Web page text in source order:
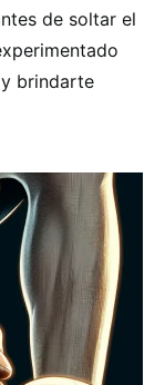
de soltar el
brindarte